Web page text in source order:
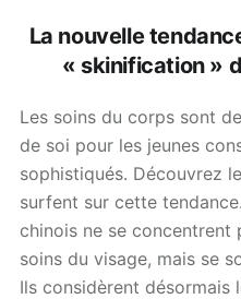
La nouvelle
« skinification »
Les soins du corps sont
de soi pour les jeunes
sophistiqués. Découvrez
surfent sur cette
chinois ne se concentrent
soins du visage, mais se
Ils considèrent désormais